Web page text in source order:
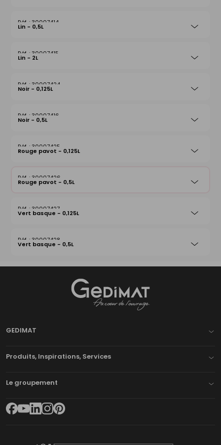
30007414
Lin - 0,5L
30007415
Lin - 2L
30007424
Noir - 0,125L
30007416
Noir - 0,5L
30007425
Rouge pavot - 0,125L
30007426
Rouge pavot - 0,5L
30007427
Vert basque - 0,125L
30007428
Vert basque - 0,5L
GEDIMAT
Produits, Inspirations, Services
Le groupement